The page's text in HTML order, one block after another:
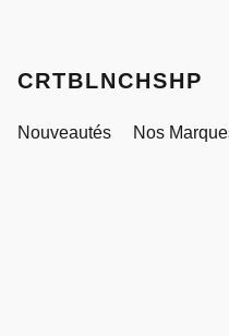
CRTBLNCHSHP
Nouveautés Nos